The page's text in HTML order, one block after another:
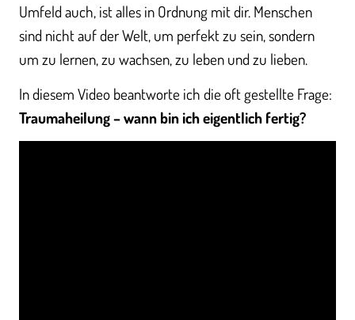
Umfeld auch, ist alles in Ordnung mit dir. Menschen
sind nicht auf der Welt, um perfekt zu sein, sondern
um zu lernen, zu wachsen, zu leben und zu lieben.
In diesem Video beantworte ich die oft gestellte Frage:
Traumaheilung – wann bin ich eigentlich fertig?